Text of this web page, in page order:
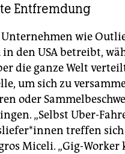
Entfremdung
wie
den USA betreibt,
die ganze Welt
um sich zu
oder
„Selbst Uber-
treffen sich
Miceli. „Gig-Worker